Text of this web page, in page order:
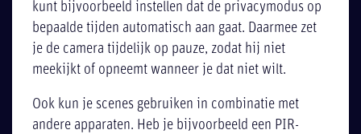
kunt bijvoorbeeld instellen dat de privacymodus op
bepaalde tijden automatisch aan gaat. Daarmee zet
je de camera tijdelijk op pauze, zodat hij niet
meekijkt of opneemt wanneer je dat niet wilt.
Ook kun je scenes gebruiken in combinatie met
andere apparaten. Heb je bijvoorbeeld een PIR-